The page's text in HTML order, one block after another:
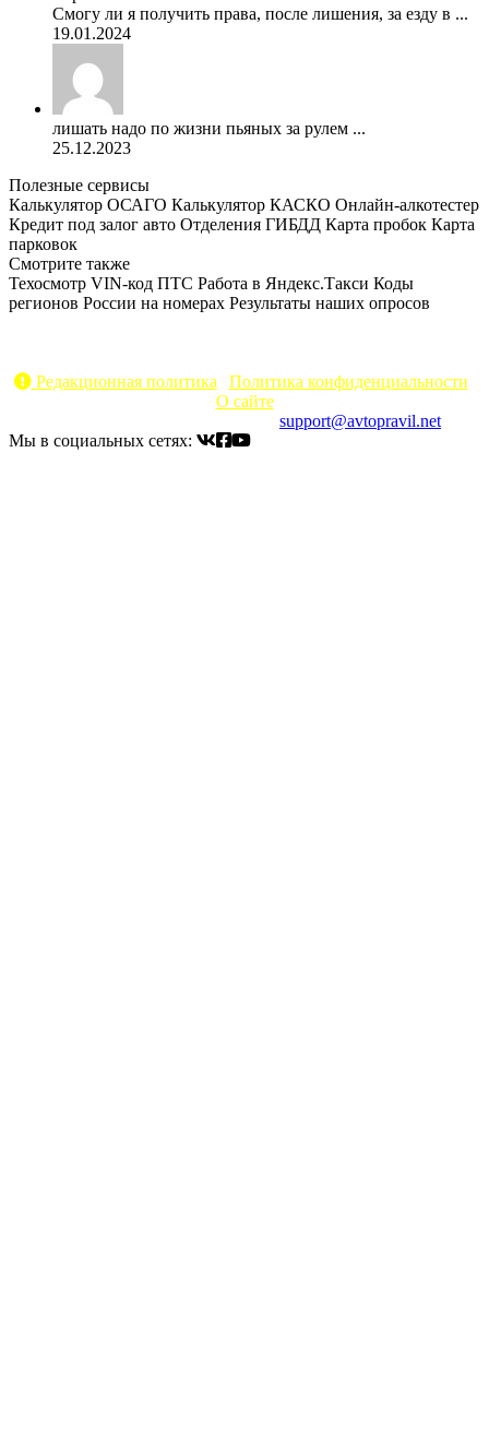
Смогу ли я получить права, после лишения, за езду в ...
19.01.2024
лишать надо по жизни пьяных за рулем ...
25.12.2023
Полезные сервисы
Калькулятор ОСАГО Калькулятор КАСКО Онлайн-алкотестер
Кредит под залог авто Отделения ГИБДД Карта пробок Карта
парковок
Смотрите также
Техосмотр VIN-код ПТС Работа в Яндекс.Такси Коды
регионов России на номерах Результаты наших опросов
Редакционная политика| Политика конфиденциальности
О сайте
support@avtopravil.net
Мы в социальных сетях: